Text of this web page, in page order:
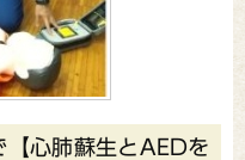
心肺蘇生とAEDを